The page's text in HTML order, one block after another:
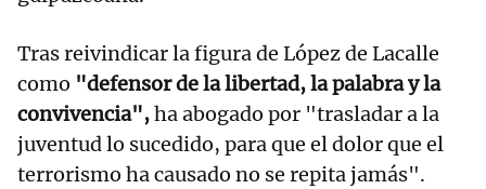
Tras reivindicar la figura de López de Lacalle
como "defensor de la libertad, la palabra y la
convivencia",ha abogado por "trasladar a la
juventud lo sucedido, para que el dolor que el
terrorismo ha causado no se repita jamás".